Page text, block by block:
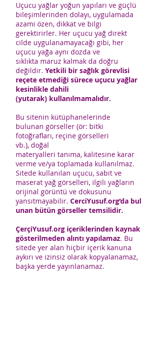
Uçucu yağlar yoğun yapıları ve güçlü
bileşimlerinden dolayı, uygulamada
azami özen, dikkat ve bilgi
gerektirirler. Her uçucu yağ direkt
cilde uygulanamayacağı gibi, her
uçucu yağa aynı dozda ve
sıklıkta maruz kalmak da doğru
değildir. Yetkili bir sağlık görevlisi
reçete etmediği sürece uçucu yağlar
kesinlikle dahili
(yutarak) kullanılmamalıdır.
Bu sitenin kütüphanelerinde
bulunan görseller (ör: bitki
fotoğrafları, reçine görselleri
vb.), doğal
materyalleri tanıma, kalitesine karar
verme ve/ya toplamada kullanılmaz.
Sitede kullanılan uçucu, sabit ve
maserat yağ görselleri, ilgili yağların
orijinal görüntü ve dokusunu
yansıtmayabilir. CerciYusuf.org’da bul
unan bütün görseller temsilidir.
ÇerçiYusuf.org içeriklerinden kaynak
gösterilmeden alıntı yapılamaz. Bu
sitede yer alan hiçbir içerik kanuna
aykırı ve izinsiz olarak kopyalanamaz,
başka yerde yayınlanamaz.